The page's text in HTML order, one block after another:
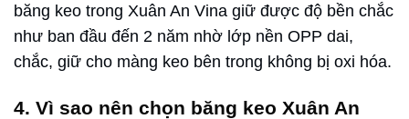
băng keo trong Xuân An Vina giữ được độ bền chắc
như ban đầu đến 2 năm nhờ lớp nền OPP dai,
chắc, giữ cho màng keo bên trong không bị oxi hóa.
4. Vì sao nên chọn băng keo Xuân An